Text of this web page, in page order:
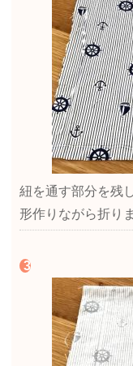
紐を通す部分を残
形作りながら折り